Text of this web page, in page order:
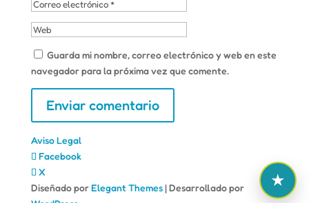
Guarda mi nombre, correo electrónico y web en este
navegador para la próxima vez que comente.
Aviso Legal
Facebook
X
Diseñado porElegant Themes| Desarrollado por